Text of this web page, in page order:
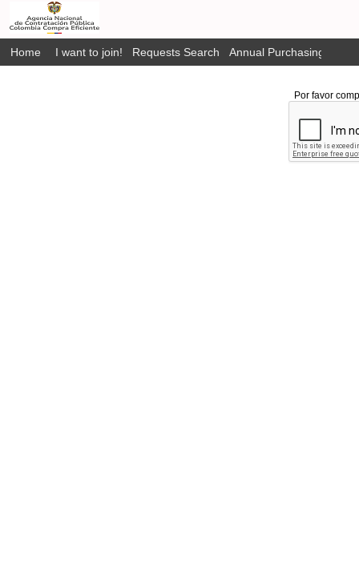
Home I want to join! Requests Search Annual Purchasing Plan
Por favor